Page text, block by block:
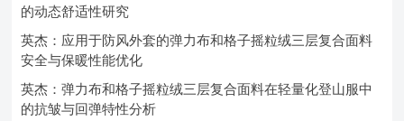
的动态舒适性研究
英杰：应用于防风外套的弹力布和格子摇粒绒三层复合面料
安全与保暖性能优化
英杰：弹力布和格子摇粒绒三层复合面料在轻量化登山服中
的抗皱与回弹特性分析